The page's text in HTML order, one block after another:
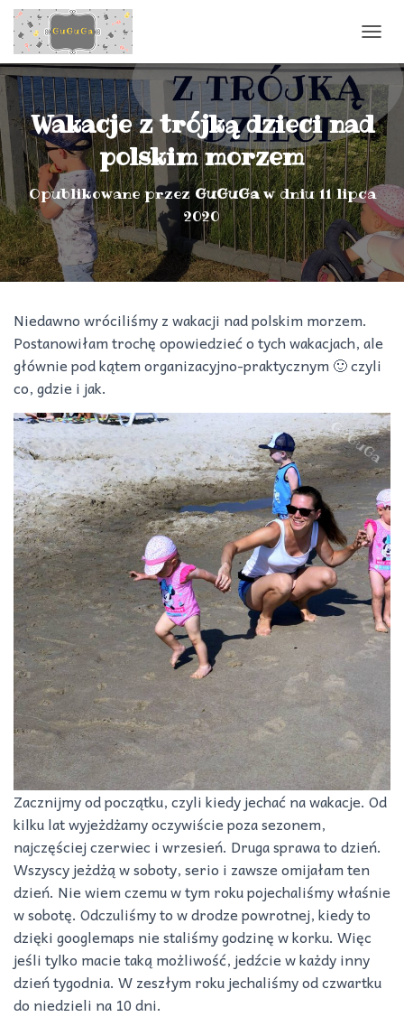
R
Ł
Ą
C
Z
N
A
W
I
A
C
Wakacje z trójką dzieci nad
polskim morzem
Opublikowane przezGuGuGaw dniu11 lipca
2020
Niedawno wróciliśmy z wakacji nad polskim morzem.
Postanowiłam trochę opowiedzieć o tych wakacjach, ale
głównie pod kątem organizacyjno-praktycznym 🙂 czyli
co, gdzie i jak.
Zacznijmy od początku, czyli kiedy jechać na wakacje. Od
kilku lat wyjeżdżamy oczywiście poza sezonem,
najczęściej czerwiec i wrzesień. Druga sprawa to dzień.
Wszyscy jeżdżą w soboty, serio i zawsze omijałam ten
dzień. Nie wiem czemu w tym roku pojechaliśmy właśnie
w sobotę. Odczuliśmy to w drodze powrotnej, kiedy to
dzięki googlemaps nie staliśmy godzinę w korku. Więc
jeśli tylko macie taką możliwość, jedźcie w każdy inny
dzień tygodnia. W zeszłym roku jechaliśmy od czwartku
do niedzieli na 10 dni.